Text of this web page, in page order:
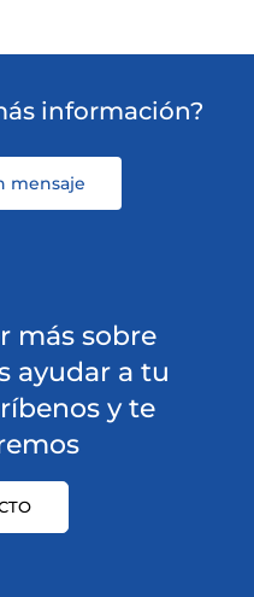
información?
mensaje
más sobre
ayudar a tu
y te